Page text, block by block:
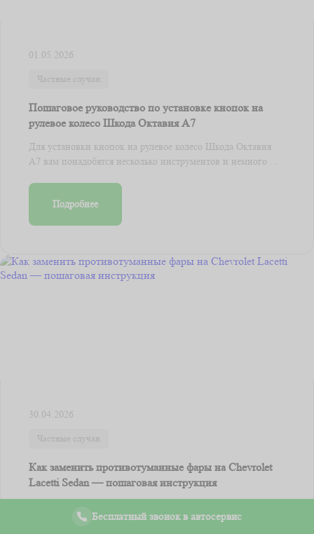
01.05.2026
Частные случаи
Пошаговое руководство по установке кнопок на
рулевое колесо Шкода Октавия А7
Для установки кнопок на рулевое колесо Шкода Октавия
А7 вам понадобятся несколько инструментов и немного ...
Подробнее
30.04.2026
Частные случаи
Как заменить противотуманные фары на Chevrolet
Lacetti Sedan — пошаговая инструкция
Sedan вам понадобятся несколько инструментов и немного
Бесплатный звонок в автосервис